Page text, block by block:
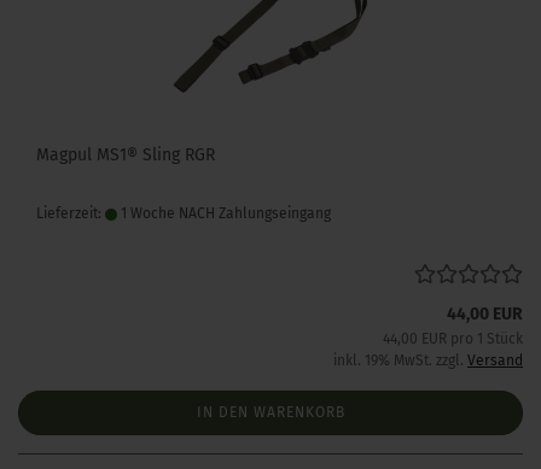
Magpul MS1® Sling RGR
Lieferzeit: 1 Woche NACH Zahlungseingang
44,00 EUR
44,00 EUR pro 1 Stück
inkl. 19% MwSt. zzgl. Versand
IN DEN WARENKORB